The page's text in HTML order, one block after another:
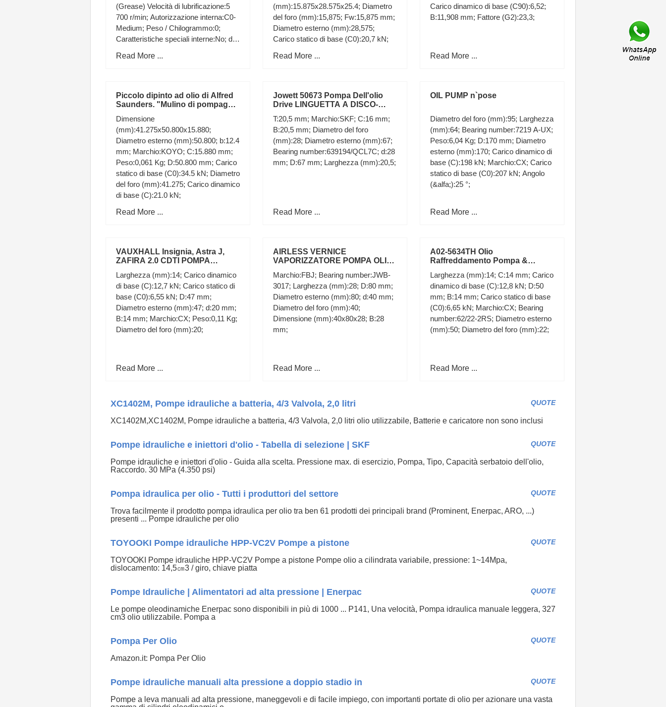
(Grease) Velocità di lubrificazione:5
700 r/min; Autorizzazione interna:C0-
Medium; Peso / Chilogrammo:0;
Caratteristiche speciali interne:No; da
Read More ...
(mm):15.875x28.575x25.4; Diametro
del foro (mm):15,875; Fw:15,875 mm;
Diametro esterno (mm):28,575;
Carico statico di base (C0):20,7 kN;
Read More ...
Carico dinamico di base (C90):6,52;
B:11,908 mm; Fattore (G2):23,3;
Read More ...
Piccolo dipinto ad olio di Alfred
Saunders. "Mulino di pompaggio
Dimensione
(mm):41.275x50.800x15.880;
Diametro esterno (mm):50.800; b:12.4
mm; Marchio:KOYO; C:15.880 mm;
Peso:0,061 Kg; D:50.800 mm; Carico
statico di base (C0):34.5 kN; Diametro
del foro (mm):41.275; Carico dinamico
di base (C):21.0 kN;
Read More ...
Jowett 50673 Pompa Dell'olio
Drive LINGUETTA A DISCO-
1948-1952 Modelli
T:20,5 mm; Marchio:SKF; C:16 mm;
B:20,5 mm; Diametro del foro
(mm):28; Diametro esterno (mm):67;
Bearing number:639194/QCL7C; d:28
mm; D:67 mm; Larghezza (mm):20,5;
Read More ...
OIL PUMP n`pose
Diametro del foro (mm):95; Larghezza
(mm):64; Bearing number:7219 A-UX;
Peso:6,04 Kg; D:170 mm; Diametro
esterno (mm):170; Carico dinamico di
base (C):198 kN; Marchio:CX; Carico
statico di base (C0):207 kN; Angolo
(&alfa;):25 °;
Read More ...
VAUXHALL Insignia, Astra J,
ZAFIRA 2.0 CDTI POMPA
GUARNIZIONE
Larghezza (mm):14; Carico dinamico
di base (C):12,7 kN; Carico statico di
base (C0):6,55 kN; D:47 mm;
Diametro esterno (mm):47; d:20 mm;
B:14 mm; Marchio:CX; Peso:0,11 Kg;
Diametro del foro (mm):20;
Read More ...
AIRLESS VERNICE
VAPORIZZATORE POMPA OLIO
bottiglia grande
Marchio:FBJ; Bearing number:JWB-
3017; Larghezza (mm):28; D:80 mm;
Diametro esterno (mm):80; d:40 mm;
Diametro del foro (mm):40;
Dimensione (mm):40x80x28; B:28
mm;
Read More ...
A02-5634TH Olio
Raffreddamento Pompa &
1540 Metallo
Larghezza (mm):14; C:14 mm; Carico
dinamico di base (C):12,8 kN; D:50
mm; B:14 mm; Carico statico di base
(C0):6,65 kN; Marchio:CX; Bearing
number:62/22-2RS; Diametro esterno
(mm):50; Diametro del foro (mm):22;
Read More ...
QUOTE
XC1402M, Pompe idrauliche a batteria, 4/3 Valvola, 2,0 litri
XC1402M,XC1402M, Pompe idrauliche a batteria, 4/3 Valvola, 2,0 litri olio utilizzabile, Batterie e caricatore non sono inclusi
QUOTE
Pompe idrauliche e iniettori d'olio - Tabella di selezione | SKF
Pompe idrauliche e iniettori d'olio - Guida alla scelta. Pressione max. di esercizio, Pompa, Tipo, Capacità serbatoio dell'olio,
Raccordo. 30 MPa (4.350 psi)
QUOTE
Pompa idraulica per olio - Tutti i produttori del settore
Trova facilmente il prodotto pompa idraulica per olio tra ben 61 prodotti dei principali brand (Prominent, Enerpac, ARO, ...)
presenti ... Pompe idrauliche per olio
QUOTE
TOYOOKI Pompe idrauliche HPP-VC2V Pompe a pistone
TOYOOKI Pompe idrauliche HPP-VC2V Pompe a pistone Pompe olio a cilindrata variabile, pressione: 1~14Mpa,
dislocamento: 14,5㎝3 / giro, chiave piatta
QUOTE
Pompe Idrauliche | Alimentatori ad alta pressione | Enerpac
Le pompe oleodinamiche Enerpac sono disponibili in più di 1000 ... P141, Una velocità, Pompa idraulica manuale leggera, 327
cm3 olio utilizzabile. Pompa a
QUOTE
Pompa Per Olio
Amazon.it: Pompa Per Olio
QUOTE
Pompe idrauliche manuali alta pressione a doppio stadio in
Pompe a leva manuali ad alta pressione, maneggevoli e di facile impiego, con importanti portate di olio per azionare una vasta